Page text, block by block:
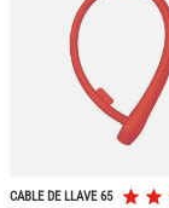
CABLE DE LLAVE 65